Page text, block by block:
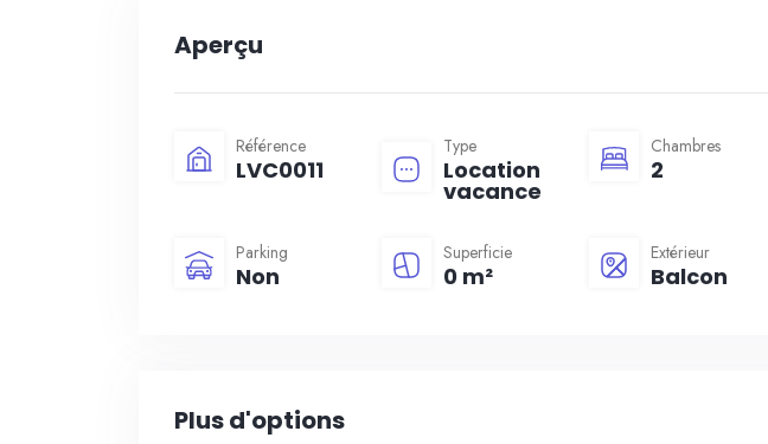
Aperçu
Référence
LVC0011
Type
Location
vacance
Chambres
2
Parking
Non
Superficie
0 m²
Extérieur
Balcon
Plus d'options